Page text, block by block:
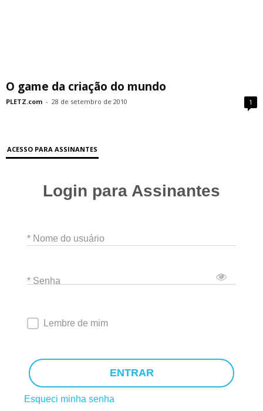
O game da criação do mundo
PLETZ.com - 28 de setembro de 2010 1
ACESSO PARA ASSINANTES
Login para Assinantes
* Nome do usuário
* Senha
Lembre de mim
ENTRAR
Esqueci minha senha